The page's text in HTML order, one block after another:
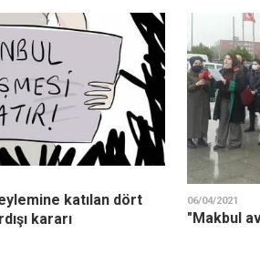
katılan dört
kararı
06/04/2021
"Makbul